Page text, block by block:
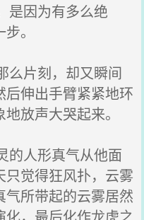
是因为有多么绝
。
片刻，却又瞬间
伸出手臂紧紧地环
放声大哭起来。
人形真气从他面
觉得狂风扑，云雾
所带起的云雾居然